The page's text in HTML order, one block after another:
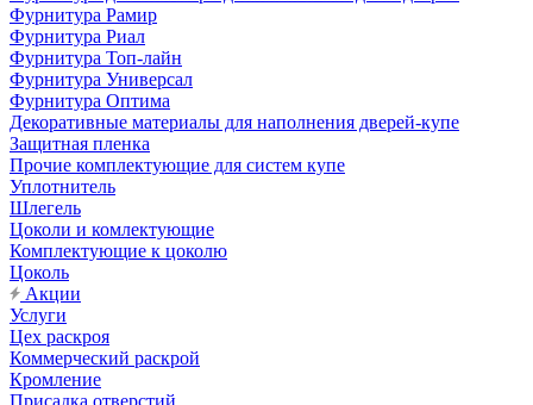
Фурнитура Рамир
Фурнитура Риал
Фурнитура Топ-лайн
Фурнитура Универсал
Фурнитура Оптима
Декоративные материалы для наполнения дверей-купе
Защитная пленка
Прочие комплектующие для систем купе
Уплотнитель
Шлегель
Цоколи и комлектующие
Комплектующие к цоколю
Цоколь
Акции
Услуги
Цех раскроя
Коммерческий раскрой
Кромление
Присадка отверстий